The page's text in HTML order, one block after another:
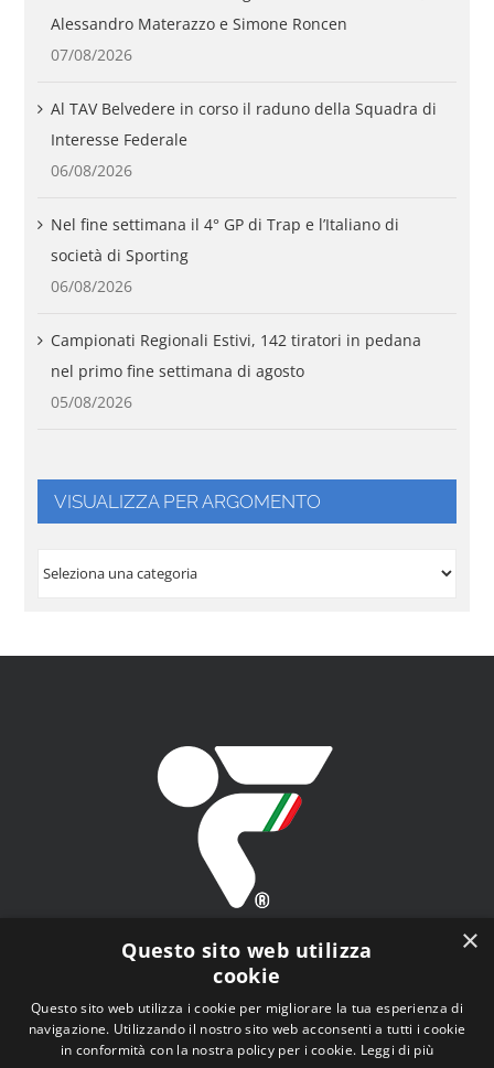
Alessandro Materazzo e Simone Roncen
07/08/2026
Al TAV Belvedere in corso il raduno della Squadra di
Interesse Federale
06/08/2026
Nel fine settimana il 4° GP di Trap e l’Italiano di
società di Sporting
06/08/2026
Campionati Regionali Estivi, 142 tiratori in pedana
nel primo fine settimana di agosto
05/08/2026
VISUALIZZA PER ARGOMENTO
FITAV - Federazione Italiana Tiro a Volo - Viale Tiziano
×
Questo sito web utilizza
cookie
Questo sito web utilizza i cookie per migliorare la tua esperienza di
navigazione. Utilizzando il nostro sito web acconsenti a tutti i cookie
in conformità con la nostra policy per i cookie. Leggi di più